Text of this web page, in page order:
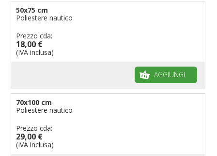
50x75 cm
Poliestere nautico
Prezzo cda:
18,00 €
(IVA inclusa)
AGGIUNGI
70x100 cm
Poliestere nautico
Prezzo cda:
29,00 €
(IVA inclusa)